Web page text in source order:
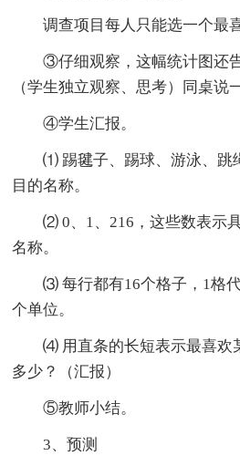
调查项目每人只能选一个最
③仔细观察，这幅统计图还
（学生独立观察、思考）同桌说
④学生汇报。
⑴ 踢毽子、踢球、游泳、跳
目的名称。
⑵ 0、1、216，这些数表示
名称。
⑶ 每行都有16个格子，1格
个单位。
⑷ 用直条的长短表示最喜欢
多少？（汇报）
⑤教师小结。
3、预测